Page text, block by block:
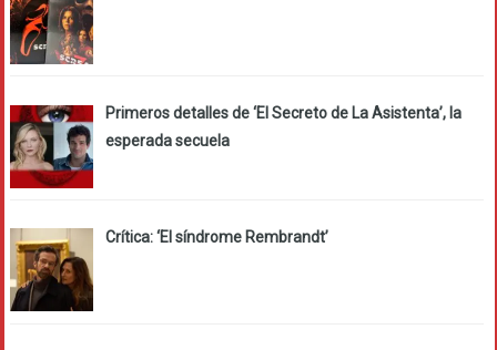
Primeros detalles de ‘El Secreto de La Asistenta’, la
esperada secuela
Crítica: ‘El síndrome Rembrandt’